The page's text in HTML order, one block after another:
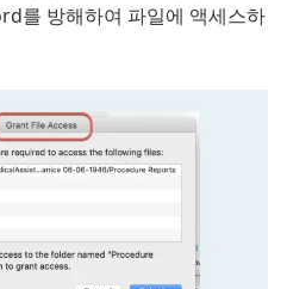
를 방해하여 파일에 액세스하